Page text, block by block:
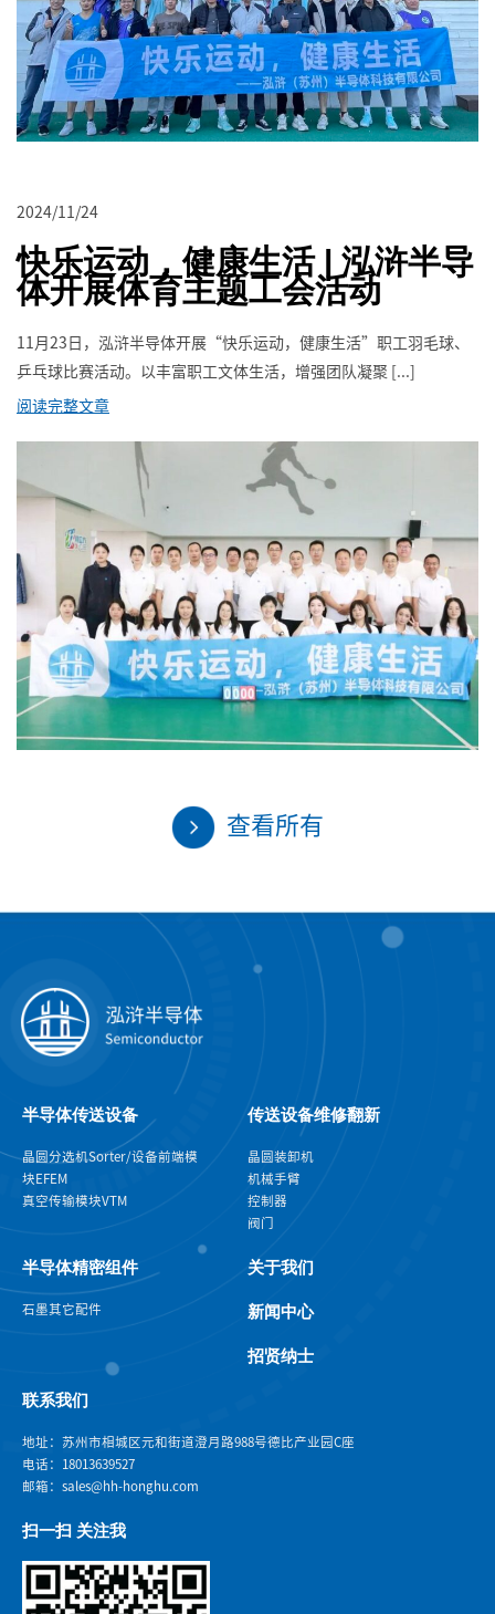
2024/11/24
快乐运动，健康生活 | 泓浒半导
体开展体育主题工会活动
11月23日，泓浒半导体开展“快乐运动，健康生活”职工羽毛球、
乒乓球比赛活动。以丰富职工文体生活，增强团队凝聚 [...]
阅读完整文章
查看所有
半导体传送设备
晶圆分选机Sorter/设备前端模
块EFEM
真空传输模块VTM
传送设备维修翻新
晶圆装卸机
机械手臂
控制器
阀门
半导体精密组件
石墨其它配件
关于我们
新闻中心
招贤纳士
联系我们
地址：苏州市相城区元和街道澄月路988号德比产业园C座
电话：18013639527
邮箱：sales@hh-honghu.com
扫一扫 关注我